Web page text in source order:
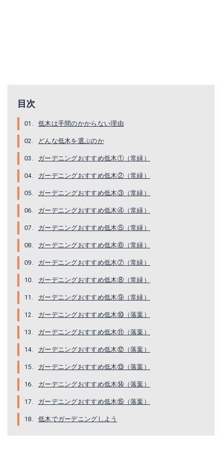
目次
低木は手間のかからない理由
どんな低木を選ぶのか
ガーデニングおすすめ低木①（常緑）
ガーデニングおすすめ低木②（常緑）
ガーデニングおすすめ低木③（常緑）
ガーデニングおすすめ低木④（常緑）
ガーデニングおすすめ低木⑤（常緑）
ガーデニングおすすめ低木⑥（常緑）
ガーデニングおすすめ低木⑦（常緑）
ガーデニングおすすめ低木⑧（常緑）
ガーデニングおすすめ低木⑨（常緑）
ガーデニングおすすめ低木⑩（落葉）
ガーデニングおすすめ低木⑪（落葉）
ガーデニングおすすめ低木⑫（落葉）
ガーデニングおすすめ低木⑬（落葉）
ガーデニングおすすめ低木⑭（落葉）
ガーデニングおすすめ低木⑮（落葉）
低木でガーデニングしよう